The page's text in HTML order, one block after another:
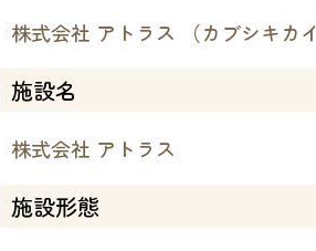
株式会社 アトラス （カブシキカ
施設名
株式会社 アトラス
施設形態